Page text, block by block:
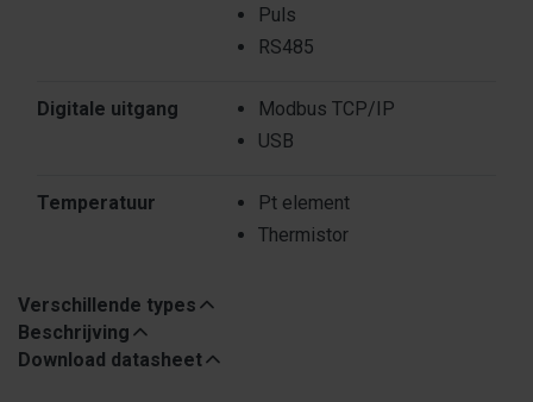
Puls
RS485
Digitale uitgang
Modbus TCP/IP
USB
Temperatuur
Pt element
Thermistor
Verschillende types
Beschrijving
Download datasheet